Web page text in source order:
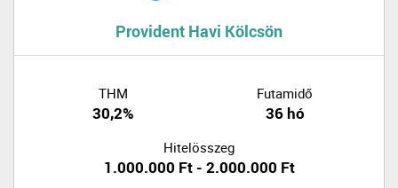
Provident Havi Kölcsön
THM
30,2%
Futamidő
36 hó
Hitelösszeg
1.000.000 Ft - 2.000.000 Ft